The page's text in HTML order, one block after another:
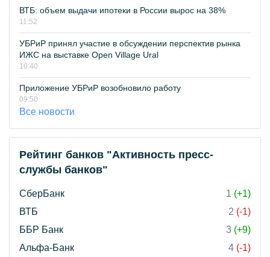
ВТБ: объем выдачи ипотеки в России вырос на 38%
11:52
УБРиР принял участие в обсуждении перспектив рынка
ИЖС на выставке Open Village Ural
10:40
Приложение УБРиР возобновило работу
09:50
Все новости
Рейтинг банков "Активность пресс-
службы банков"
СберБанк 1 (+1)
ВТБ
2 (-1)
ББР Банк
3 (+9)
Альфа-Банк
4 (-1)